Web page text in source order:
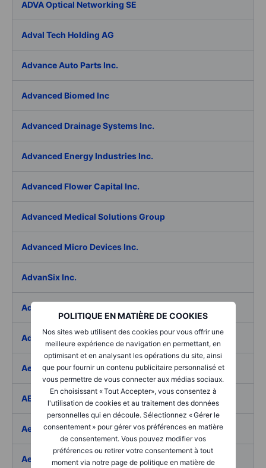
POLITIQUE EN MATIÈRE DE COOKIES
Nos sites web utilisent des cookies pour vous offrir une
meilleure expérience de navigation en permettant, en
optimisant et en analysant les opérations du site, ainsi
que pour fournir un contenu publicitaire personnalisé et
vous permettre de vous connecter aux médias sociaux.
En choisissant « Tout Accepter», vous consentez à
l'utilisation de cookies et au traitement des données
personnelles qui en découle. Sélectionnez « Gérer le
consentement » pour gérer vos préférences en matière
de consentement. Vous pouvez modifier vos
préférences ou retirer votre consentement à tout
moment via notre page de politique en matière de
ADVA Optical Networking SE
Adval Tech Holding AG
Advance Auto Parts Inc.
Advanced Biomed Inc
Advanced Drainage Systems Inc.
Advanced Energy Industries Inc.
Advanced Flower Capital Inc.
Advanced Medical Solutions Group
Advanced Micro Devices Inc.
AdvanSix Inc.
Advantage Solutions Inc.
Adyen NV
Aebi Schmidt Holding AG
AECOM
Aedes SpA
Aedifica SICAFI SA